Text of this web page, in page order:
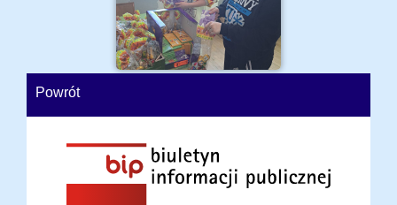
Powrót